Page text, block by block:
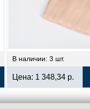
В наличии: 3 шт.
Цена: 1 348,34 р.